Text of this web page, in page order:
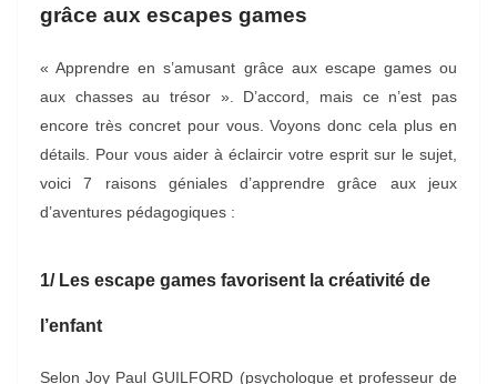
grâce aux escapes games
« Apprendre en s’amusant grâce aux escape games ou
aux chasses au trésor ». D’accord, mais ce n’est pas
encore très concret pour vous. Voyons donc cela plus en
détails. Pour vous aider à éclaircir votre esprit sur le sujet,
voici 7 raisons géniales d’apprendre grâce aux jeux
d’aventures pédagogiques :
1/ Les escape games favorisent la créativité de
l’enfant
Selon Joy Paul GUILFORD (psychologue et professeur de